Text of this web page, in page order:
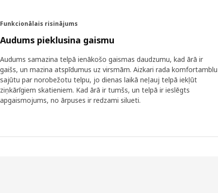
Funkcionālais risinājums
Audums pieklusina gaismu
Audums samazina telpā ienākošo gaismas daudzumu, kad ārā ir
gaišs, un mazina atspīdumus uz virsmām. Aizkari rada komfortamblu
sajūtu par norobežotu telpu, jo dienas laikā neļauj telpā iekļūt
ziņkārīgiem skatieniem. Kad ārā ir tumšs, un telpā ir ieslēgts
apgaismojums, no ārpuses ir redzami silueti.